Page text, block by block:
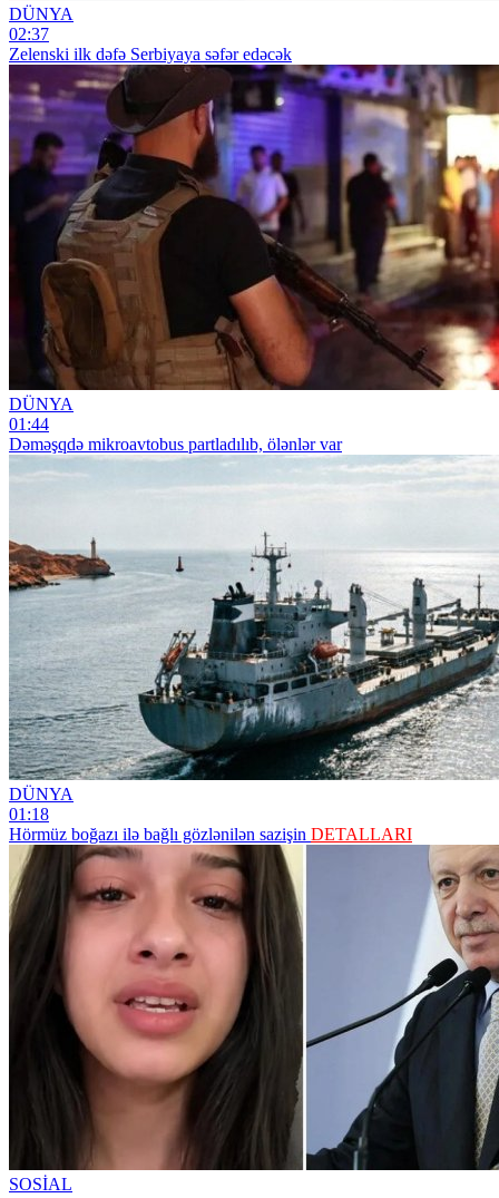
DÜNYA
02:37
Zelenski ilk dəfə Serbiyaya səfər edəcək
DÜNYA
01:44
Dəməşqdə mikroavtobus partladılıb, ölənlər var
DÜNYA
01:18
Hörmüz boğazı ilə bağlı gözlənilən sazişin DETALLARI
SOSİAL